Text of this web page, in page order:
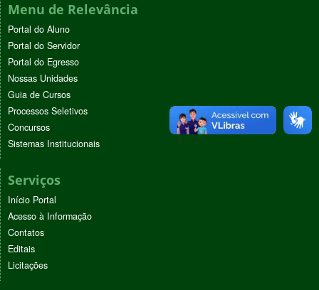
Menu de Relevância
Portal do Aluno
Portal do Servidor
Portal do Egresso
Nossas Unidades
Guia de Cursos
Processos Seletivos
Concursos
Sistemas Institucionais
Serviços
Início Portal
Acesso à Informação
Contatos
Editais
Licitações